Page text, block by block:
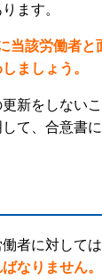
ます。
当該労働者と
ましょう。
新をしない
て、合意書
者に対しては
なりません。